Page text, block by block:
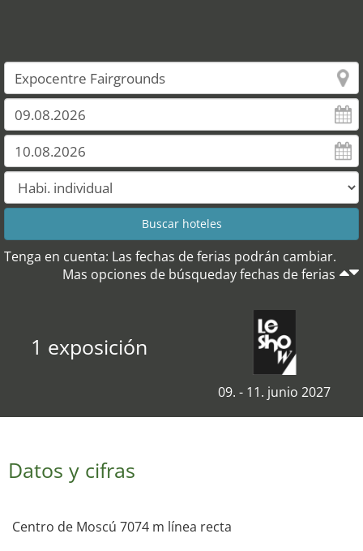
Tenga en cuenta: Las fechas de ferias podrán cambiar.
Mas opciones de búsqueday fechas de ferias
1 exposición
09. - 11. junio 2027
Datos y cifras
Centro de Moscú 7074 m línea recta